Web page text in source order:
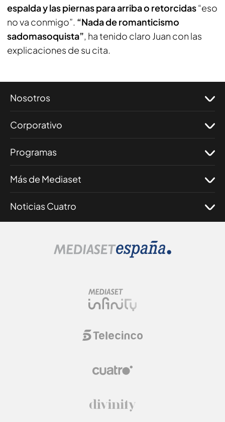
espalda y las piernas para arriba o retorcidas“eso
no va conmigo”. “Nada de romanticismo
sadomasoquista”, ha tenido claro Juan con las
explicaciones de su cita.
Nosotros
Corporativo
Programas
Más de Mediaset
Noticias Cuatro